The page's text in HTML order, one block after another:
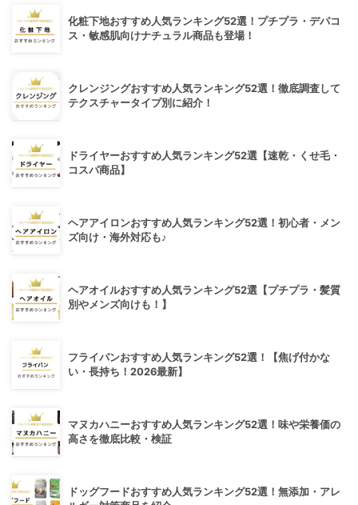
化粧下地おすすめ人気ランキング52選！プチプラ・デパコ
ス・敏感肌向けナチュラル商品も登場！
クレンジングおすすめ人気ランキング52選！徹底調査して
テクスチャータイプ別に紹介！
ドライヤーおすすめ人気ランキング52選【速乾・くせ毛・
コスパ商品】
ヘアアイロンおすすめ人気ランキング52選！初心者・メン
ズ向け・海外対応も♪
ヘアオイルおすすめ人気ランキング52選【プチプラ・髪質
別やメンズ向けも！】
フライパンおすすめ人気ランキング52選！【焦げ付かな
い・長持ち！2026最新】
マヌカハニーおすすめ人気ランキング52選！味や栄養価の
高さを徹底比較・検証
ドッグフードおすすめ人気ランキング52選！無添加・アレ